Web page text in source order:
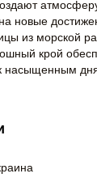
новые
из морской
крой
насыщенным